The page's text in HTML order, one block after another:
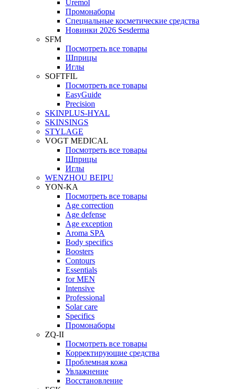
Uremol
Промонаборы
Специальные косметические средства
Новинки 2026 Sesderma
SFM
Посмотреть все товары
Шприцы
Иглы
SOFTFIL
Посмотреть все товары
EasyGuide
Precision
SKINPLUS-HYAL
SKINSINGS
STYLAGE
VOGT MEDICAL
Посмотреть все товары
Шприцы
Иглы
WENZHOU BEIPU
YON-KA
Посмотреть все товары
Age correction
Age defense
Age exception
Aroma SPA
Body specifics
Boosters
Contours
Essentials
for MEN
Intensive
Professional
Solar care
Specifics
Промонаборы
ZQ-II
Посмотреть все товары
Корректирующие средства
Проблемная кожа
Увлажнение
Восстановление